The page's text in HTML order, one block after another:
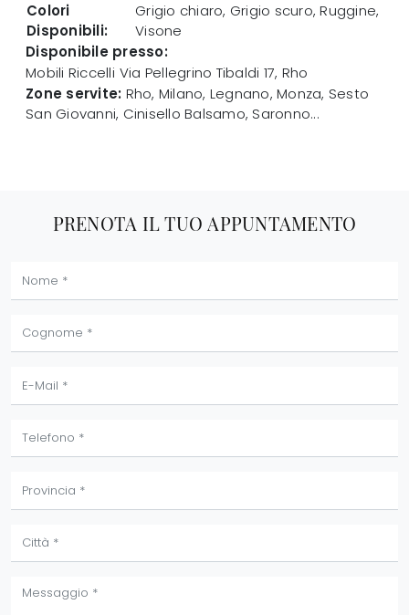
Colori
Disponibili:
Grigio chiaro, Grigio scuro, Ruggine,
Visone
Disponibile presso:
Mobili Riccelli Via Pellegrino Tibaldi 17, Rho
Zone servite: Rho, Milano, Legnano, Monza, Sesto
San Giovanni, Cinisello Balsamo, Saronno...
PRENOTA IL TUO APPUNTAMENTO